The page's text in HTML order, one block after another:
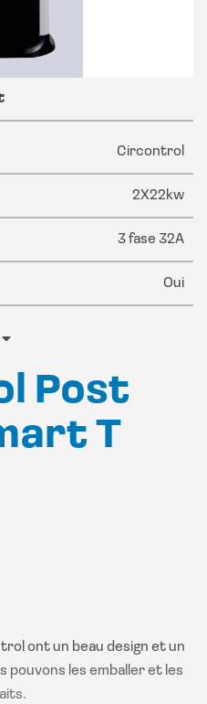
Circontrol
2X22kw
3 fase 32A
Oui
Post
T
ont un beau design et un
pouvons les emballer et les